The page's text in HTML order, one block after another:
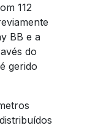
112
BB e a
do
gerido